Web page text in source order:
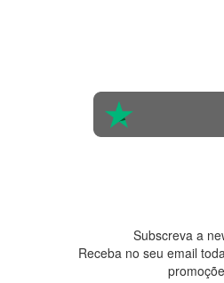
Subscreva a
Receba no seu email